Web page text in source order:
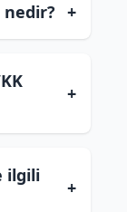
+
+
ilgili
+